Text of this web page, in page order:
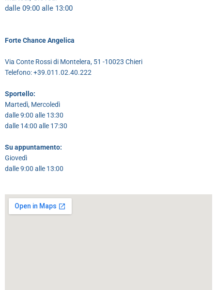
dalle 09:00 alle 13:00
Forte Chance Angelica
Via Conte Rossi di Montelera, 51 -10023 Chieri
Telefono: +39.011.02.40.222
Sportello:
Martedì, Mercoledì
dalle 9:00 alle 13:30
dalle 14:00 alle 17:30
Su appuntamento:
Giovedì
dalle 9:00 alle 13:00